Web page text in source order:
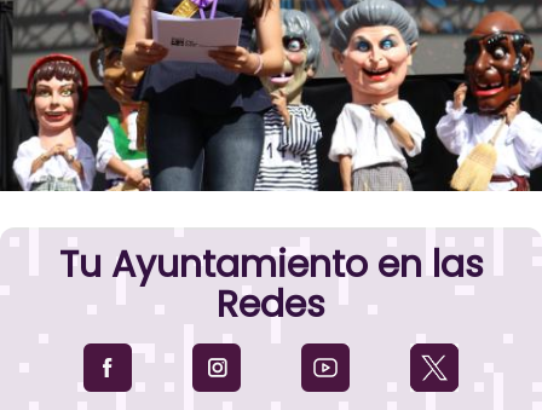
Tu Ayuntamiento en las
Redes